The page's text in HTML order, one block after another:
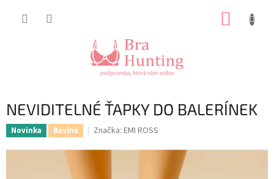
NEVIDITELNÉ ŤAPKY DO BALERÍNEK
Novinka Bavlna Značka: EMI ROSS